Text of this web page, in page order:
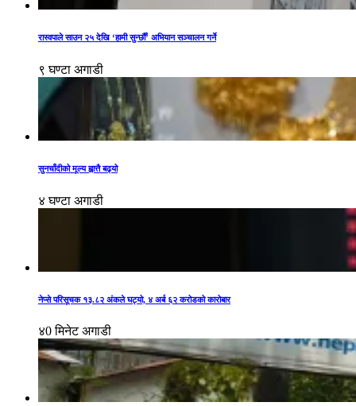
रास्वपाले साउन २५ देखि ‘हामी सुन्छौँ’ अभियान सञ्चालन गर्ने
९ घण्टा अगाडी
सुनचाँदीको मूल्य ह्वात्तै बढ्यो
४ घण्टा अगाडी
नेप्से परिसूचक १३.८२ अंकले घट्यो, ४ अर्ब ६२ करोडको कारोबार
४0 मिनेट अगाडी